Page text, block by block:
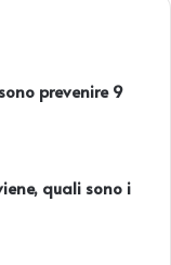
prevenire 9
quali sono i